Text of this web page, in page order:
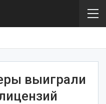
выиграли